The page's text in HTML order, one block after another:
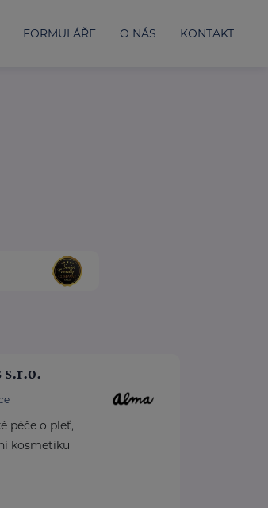
FORMULÁŘE O NÁS KONTAKT
péče o pleť,
kosmetiku